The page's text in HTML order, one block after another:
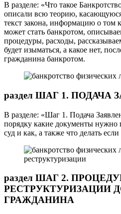
В разделе: «Что такое
описали всю теорию,
текст закона, информацию о том
может стать банкротом,
процедуры, расходы,
будет изыматься, а какое нет,
гражданина банкротом.
раздел ШАГ 1. ПОДАЧА
В разделе: «Шаг 1. Подача
порядку какие документы нужно
суд и как, а также что делать
раздел ШАГ 2.
РЕСТРУКТУРИЗАЦИИ
ГРАЖДАНИНА